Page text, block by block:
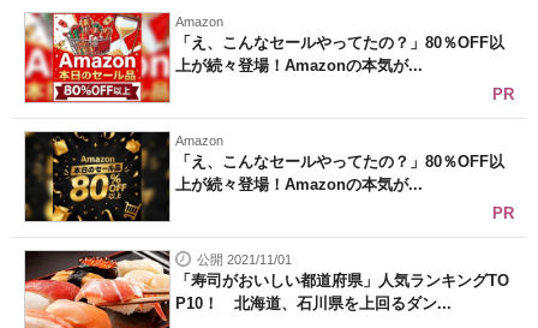
Amazon
「え、こんなセールやってたの？」80％OFF以
上が続々登場！Amazonの本気が...
PR
Amazon
「え、こんなセールやってたの？」80％OFF以
上が続々登場！Amazonの本気が...
PR
公開 2021/11/01
「寿司がおいしい都道府県」人気ランキングTO
P10！ 北海道、石川県を上回るダン...